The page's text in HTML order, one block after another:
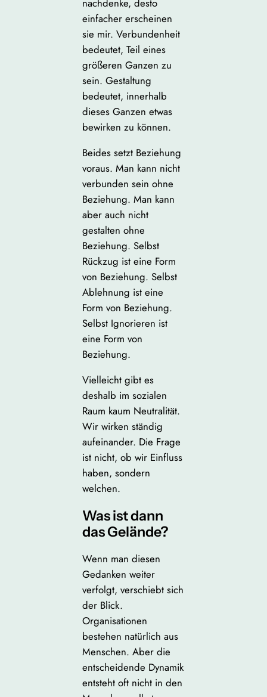
nachdenke, desto
einfacher erscheinen
sie mir. Verbundenheit
bedeutet, Teil eines
größeren Ganzen zu
sein. Gestaltung
bedeutet, innerhalb
dieses Ganzen etwas
bewirken zu können.
Beides setzt Beziehung
voraus. Man kann nicht
verbunden sein ohne
Beziehung. Man kann
aber auch nicht
gestalten ohne
Beziehung. Selbst
Rückzug ist eine Form
von Beziehung. Selbst
Ablehnung ist eine
Form von Beziehung.
Selbst Ignorieren ist
eine Form von
Beziehung.
Vielleicht gibt es
deshalb im sozialen
Raum kaum Neutralität.
Wir wirken ständig
aufeinander. Die Frage
ist nicht, ob wir Einfluss
haben, sondern
welchen.
Was ist dann
das Gelände?
Wenn man diesen
Gedanken weiter
verfolgt, verschiebt sich
der Blick.
Organisationen
bestehen natürlich aus
Menschen. Aber die
entscheidende Dynamik
entsteht oft nicht in den